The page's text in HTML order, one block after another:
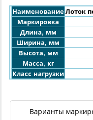
Наименование Лоток
Маркировка
Длина, мм
Ширина, мм
Высота, мм
Масса, кг
Класс нагрузки
Варианты